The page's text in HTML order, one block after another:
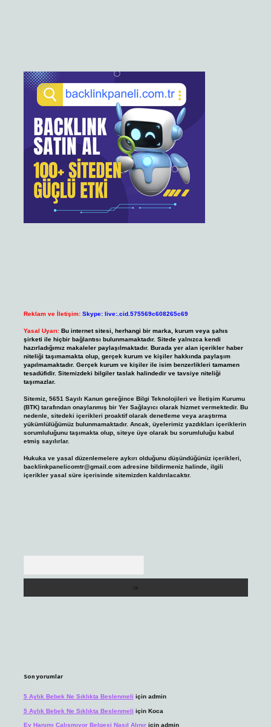
Reklam ve İletişim: Skype: live:.cid.575569c608265c69
Yasal Uyarı: Bu internet sitesi, herhangi bir marka, kurum veya şahıs
şirketi ile hiçbir bağlantısı bulunmamaktadır. Sitede yalnızca kendi
hazırladığımız makaleler paylaşılmaktadır. Burada yer alan içerikler haber
niteliği taşımamakta olup, gerçek kurum ve kişiler hakkında paylaşım
yapılmamaktadır. Gerçek kurum ve kişiler ile isim benzerlikleri tamamen
tesadüfidir. Sitemizdeki bilgiler taslak halindedir ve tavsiye niteliği
taşımazlar.
Sitemiz, 5651 Sayılı Kanun gereğince Bilgi Teknolojileri ve İletişim Kurumu
(BTK) tarafından onaylanmış bir Yer Sağlayıcı olarak hizmet vermektedir. Bu
nedenle, sitedeki içerikleri proaktif olarak denetleme veya araştırma
yükümlülüğümüz bulunmamaktadır. Ancak, üyelerimiz yazdıkları içeriklerin
sorumluluğunu taşımakta olup, siteye üye olarak bu sorumluluğu kabul
etmiş sayılırlar.
Hukuka ve yasal düzenlemelere aykırı olduğunu düşündüğünüz içerikleri,
backlinkpanelicomtr@gmail.comadresine bildirmeniz halinde, ilgili
içerikler yasal süre içerisinde sitemizden kaldırılacaktır.
Son yorumlar
5 Aylık Bebek Ne Sıklıkta Beslenmeli için admin
5 Aylık Bebek Ne Sıklıkta Beslenmeli için Koca
Ev Hanımı Çalışmıyor Belgesi Nasıl Alınıriçin admin